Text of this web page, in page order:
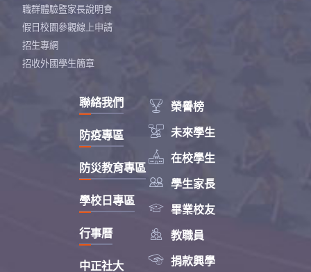
職群體驗暨家長說明會
假日校園參觀線上申請
招生專網
招收外國學生簡章
 榮譽榜
 未來學生
 在校學生
 學生家長
 畢業校友
 教職員
 捐款興學
聯絡我們
防疫專區
防災教育專區
學校日專區
行事曆
中正社大